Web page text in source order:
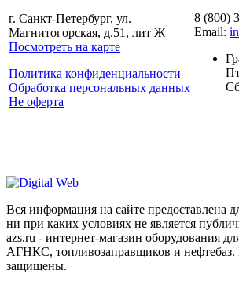
г. Санкт-Петербург, ул.
Магнитогорская, д.51, лит Ж
Посмотреть на карте
Политика конфиденциальности
Обработка персональных данных
Не оферта
8 (800)
Email:
Вся информация на сайте предоставлена
ни при каких условиях не является
azs.ru - интернет-магазин оборудования
АГНКС, топливозаправщиков и нефтебаз.
защищены.